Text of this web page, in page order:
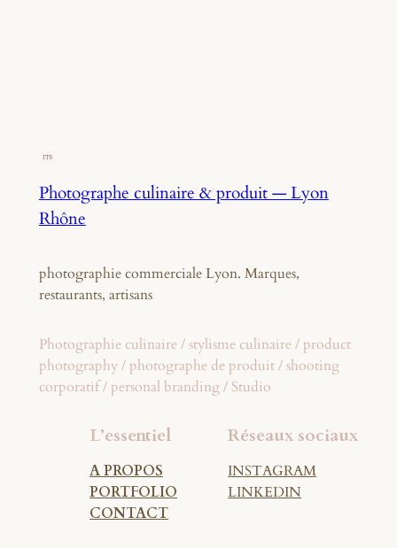
Photographe culinaire & produit — Lyon
Rhône
photographie commerciale Lyon. Marques,
restaurants, artisans
Photographie culinaire / stylisme culinaire / product
photography / photographe de produit / shooting
corporatif / personal branding / Studio
L’essentiel
A PROPOS
PORTFOLIO
CONTACT
Réseaux sociaux
INSTAGRAM
LINKEDIN